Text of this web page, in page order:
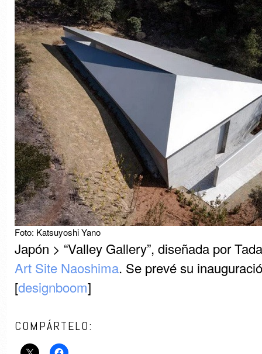
Foto: Katsuyoshi Yano
Japón > “Valley Gallery”, diseñada por
Art Site Naoshima. Se prevé su
[designboom]
COMPÁRTELO: